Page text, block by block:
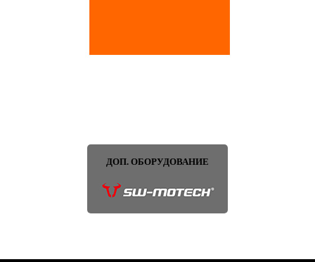
ДОП. ОБОРУДОВАНИЕ